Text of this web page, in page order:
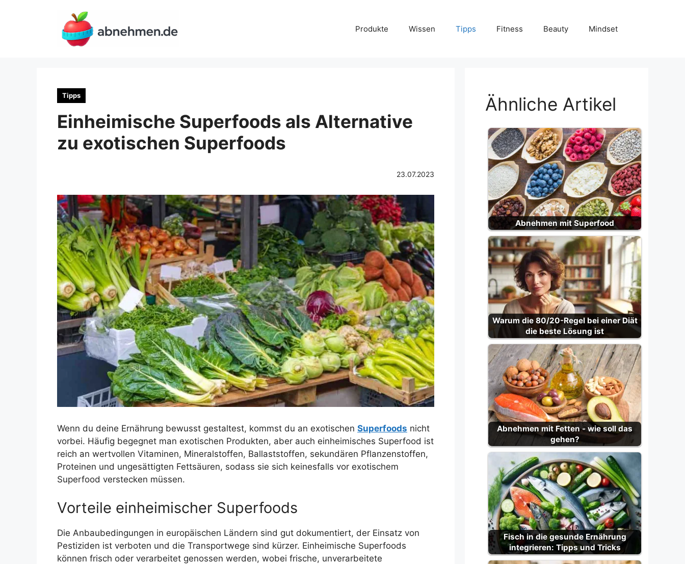
Produkte Wissen Tipps Fitness Beauty Mindset
Tipps
Einheimische Superfoods als Alternative
zu exotischen Superfoods
23.07.2023
Wenn du deine Ernährung bewusst gestaltest, kommst du an exotischen Superfoods nicht
vorbei. Häufig begegnet man exotischen Produkten, aber auch einheimisches Superfood ist
reich an wertvollen Vitaminen, Mineralstoffen, Ballaststoffen, sekundären Pflanzenstoffen,
Proteinen und ungesättigten Fettsäuren, sodass sie sich keinesfalls vor exotischem
Superfood verstecken müssen.
Vorteile einheimischer Superfoods
Die Anbaubedingungen in europäischen Ländern sind gut dokumentiert, der Einsatz von
Pestiziden ist verboten und die Transportwege sind kürzer. Einheimische Superfoods
können frisch oder verarbeitet genossen werden, wobei frische, unverarbeitete
Ähnliche Artikel
Abnehmen mit Superfood
Warum die 80/20-Regel bei einer Diät
die beste Lösung ist
Abnehmen mit Fetten - wie soll das
gehen?
Fisch in die gesunde Ernährung
integrieren: Tipps und Tricks